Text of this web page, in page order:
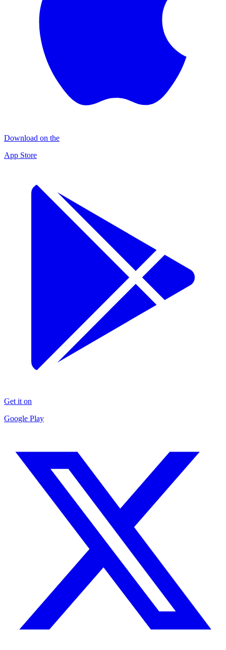
Download on the
App Store
Get it on
Google Play